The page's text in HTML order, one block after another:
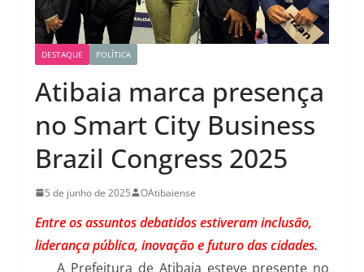
DESTAQUE POLÍTICA
Atibaia marca presença
no Smart City Business
Brazil Congress 2025
5 de junho de 2025 OAtibaiense
Entre os assuntos debatidos estiveram inclusão,
liderança pública, inovação e futuro das cidades.
A Prefeitura de Atibaia esteve presente no